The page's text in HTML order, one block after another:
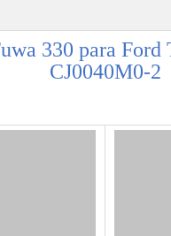
330 para
CJ0040M0-2